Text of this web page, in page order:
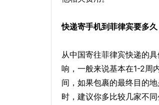
快递寄手机到菲律宾要多久
从中国寄往菲律宾快递的
响，一般来说基本在1-2周
间，如果包裹的最终目的
时，建议你多比较几家不